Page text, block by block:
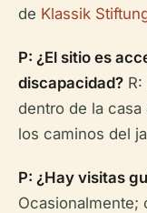
de Klassik
P: ¿El sitio es
discapacidad?
dentro de la
los caminos del
P: ¿Hay visitas
Ocasionalmente;